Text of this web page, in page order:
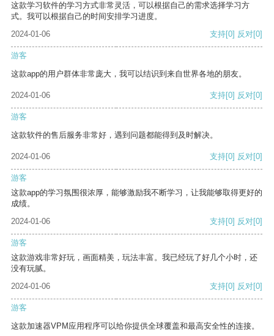
这款学习软件的学习方式非常灵活，可以根据自己的需求选择学习方
式。我可以根据自己的时间安排学习进度。
2024-01-06
支持[0] 反对[0]
游客
这款app的用户群体非常庞大，我可以结识到来自世界各地的朋友。
2024-01-06 支持[0] 反对[0]
游客
这款软件的售后服务非常好，遇到问题都能得到及时解决。
2024-01-06 支持[0] 反对[0]
游客
这款app的学习氛围很浓厚，能够激励我不断学习，让我能够取得更好的
成绩。
2024-01-06
支持[0] 反对[0]
游客
这款游戏非常好玩，画面精美，玩法丰富。我已经玩了好几个小时，还
没有玩腻。
2024-01-06
支持[0] 反对[0]
游客
这款加速器VPM应用程序可以给你提供全球覆盖和最高安全性的连接。